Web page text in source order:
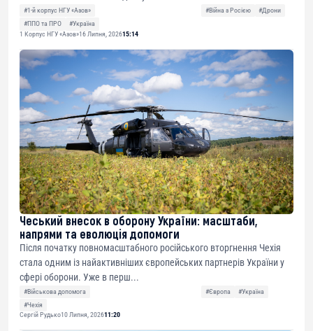
#1-й корпус НГУ «Азов» #Війна з Росією
#Дрони
#ППО та ПРО
#Україна
1 Корпус НГУ «Азов»16 Липня, 202615:14
Чеський внесок в оборону України: масштаби,
напрями та еволюція допомоги
Після початку повномасштабного російського вторгнення Чехія
стала одним із найактивніших європейських партнерів України у
сфері оборони. Уже в перш...
#Військова допомога #Європа
#Україна
#Чехія
Сергій Рудько10 Липня, 202611:20